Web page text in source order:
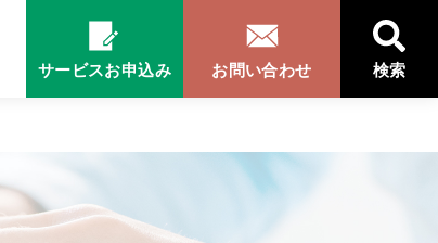
サービスお申込み お問い合わせ 検索